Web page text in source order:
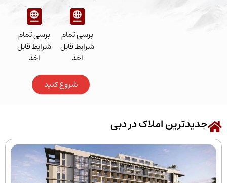
برسی تمام
شرایط قابل
اخذ
شروع کنید
املاک در دبی